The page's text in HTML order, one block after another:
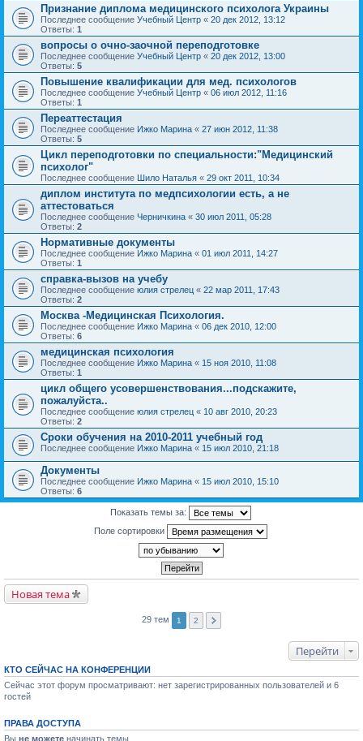
Признание диплома медицинского психолога Украины
Последнее сообщение Учебный Центр « 20 дек 2012, 13:12
Ответы: 1
вопросы о очно-заочной переподготовке
Последнее сообщение Учебный Центр « 20 дек 2012, 13:00
Ответы: 5
Повышение квалификации для мед. психологов
Последнее сообщение Учебный Центр « 06 июл 2012, 11:16
Ответы: 1
Переаттестация
Последнее сообщение Ижко Марина « 27 июн 2012, 11:38
Ответы: 5
Цикл переподготовки по специальности:"Медицинский
психолог"
Последнее сообщение Шило Наталья « 29 окт 2011, 10:34
диплом института по медпсихологии есть, а не
аттестоваться
Последнее сообщение Черничкина « 30 июл 2011, 05:28
Ответы: 2
Нормативные документы
Последнее сообщение Ижко Марина « 01 июл 2011, 14:27
Ответы: 1
справка-вызов на учебу
Последнее сообщение юлия стрелец « 22 мар 2011, 17:43
Ответы: 2
Москва -Медицинская Психология.
Последнее сообщение Ижко Марина « 06 дек 2010, 12:00
Ответы: 6
медицинская психология
Последнее сообщение Ижко Марина « 15 ноя 2010, 11:08
Ответы: 1
цикл общего усовершенствования...подскажите,
пожалуйста..
Последнее сообщение юлия стрелец « 10 авг 2010, 20:23
Ответы: 2
Сроки обучения на 2010-2011 учебный год
Последнее сообщение Ижко Марина « 15 июл 2010, 21:18
Документы
Последнее сообщение Ижко Марина « 15 июл 2010, 15:10
Ответы: 6
Показать темы за:
Поле сортировки
Новая тема
29 тем 1 2
Перейти
КТО СЕЙЧАС НА КОНФЕРЕНЦИИ
Сейчас этот форум просматривают: нет зарегистрированных пользователей и 6
гостей
ПРАВА ДОСТУПА
Вы не можете начинать темы